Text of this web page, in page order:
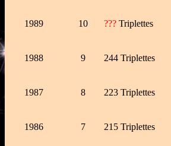
1989 10 ??? Triplettes
1988 9 244 Triplettes
1987 8 223 Triplettes
1986 7 215 Triplettes